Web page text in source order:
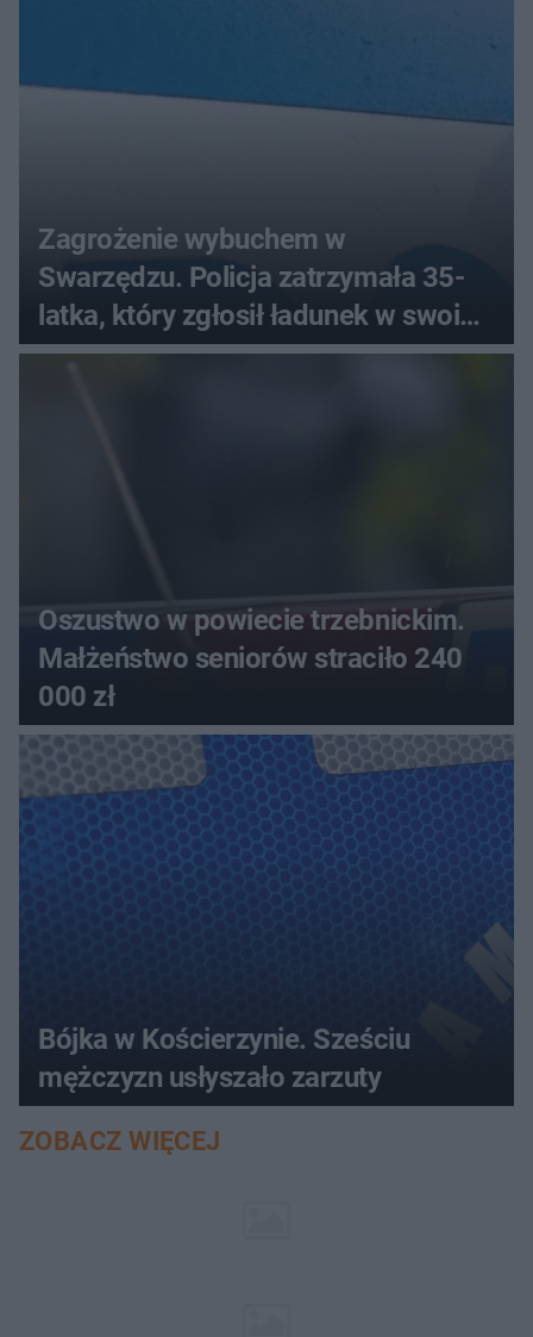
Zagrożenie wybuchem w
Swarzędzu. Policja zatrzymała 35-
latka, który zgłosił ładunek w swoim
aucie
Oszustwo w powiecie trzebnickim.
Małżeństwo seniorów straciło 240
000 zł
Bójka w Kościerzynie. Sześciu
mężczyzn usłyszało zarzuty
ZOBACZ WIĘCEJ